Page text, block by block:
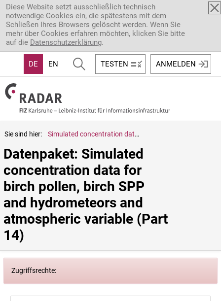
Direkt zum Inhalt
Diese Website setzt ausschließlich technisch
notwendige Cookies ein, die spätestens mit dem
Schließen Ihres Browsers gelöscht werden. Wenn Sie
mehr über Cookies erfahren möchten, klicken Sie bitte
auf die Datenschutzerklärung.
DE EN TESTEN ANMELDEN
Sie sind hier: Simulated concentration data for birch pollen, birch SPP and hydrometeors and atmospheric variable (Part 14)
Datenpaket: Simulated
concentration data for
birch pollen, birch SPP
and hydrometeors and
atmospheric variable (Part
14)
Zugriffsrechte: